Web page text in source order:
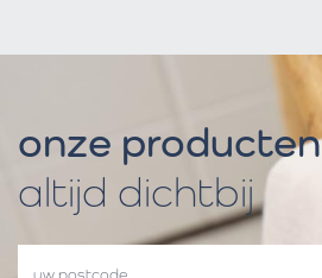
onze producten
altijd dichtbij